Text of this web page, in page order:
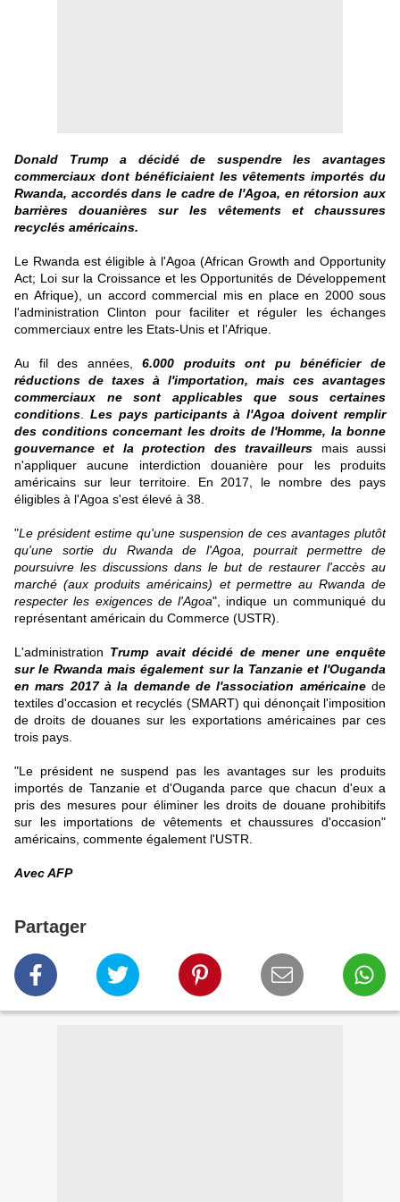
Donald Trump a décidé de suspendre les avantages
commerciaux dont bénéficiaient les vêtements importés du
Rwanda, accordés dans le cadre de l'Agoa, en rétorsion aux
barrières douanières sur les vêtements et chaussures
recyclés américains.
Le Rwanda est éligible à l'Agoa (African Growth and Opportunity
Act; Loi sur la Croissance et les Opportunités de Développement
en Afrique), un accord commercial mis en place en 2000 sous
l'administration Clinton pour faciliter et réguler les échanges
commerciaux entre les Etats-Unis et l'Afrique.
Au fil des années,6.000 produits ont pu bénéficier de
réductions de taxes à l'importation, mais ces avantages
commerciaux ne sont applicables que sous certaines
conditions
Les pays participants à l'Agoa doivent remplir
des conditions concernant les droits de l'Homme, la bonne
gouvernance et la protection des travailleurs mais aussi
n'appliquer aucune interdiction douanière pour les produits
américains sur leur territoire. En 2017, le nombre des pays
éligibles à l'Agoa s'est élevé à 38.
"Le président estime qu'une suspension de ces avantages plutôt
qu'une sortie du Rwanda de l'Agoa, pourrait permettre de
poursuivre les discussions dans le but de restaurer l'accès au
marché (aux produits américains) et permettre au Rwanda de
respecter les exigences de l'Agoa", indique un communiqué du
représentant américain du Commerce (USTR).
L'administration Trump avait décidé de mener une enquête
sur le Rwanda mais également sur la Tanzanie et l'Ouganda
en mars 2017 à la demande de l'association américainede
textiles d'occasion et recyclés (SMART) qui dénonçait l'imposition
de droits de douanes sur les exportations américaines par ces
trois pays.
"Le président ne suspend pas les avantages sur les produits
importés de Tanzanie et d'Ouganda parce que chacun d'eux a
pris des mesures pour éliminer les droits de douane prohibitifs
sur les importations de vêtements et chaussures d'occasion"
américains, commente également l'USTR.
Avec AFP
Partager